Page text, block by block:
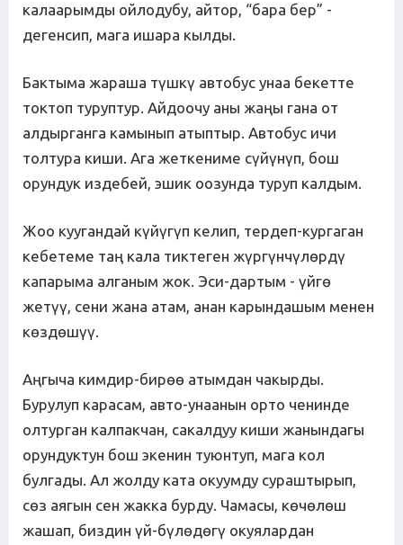
калаарымды ойлодубу, айтор, “бара бер” -
дегенсип, мага ишара кылды.
Бактыма жараша түшкү автобус унаа бекетте
токтоп туруптур. Айдоочу аны жаңы гана от
алдырганга камынып атыптыр. Автобус ичи
толтура киши. Ага жеткениме сүйүнүп, бош
орундук издебей, эшик оозунда туруп калдым.
Жоо куугандай күйүгүп келип, тердеп-кургаган
кебетеме таң кала тиктеген жүргүнчүлөрдү
капарыма алганым жок. Эси-дартым - үйгө
жетүү, сени жана атам, анан карындашым менен
көздөшүү.
Аңгыча кимдир-бирөө атымдан чакырды.
Бурулуп карасам, авто-унаанын орто ченинде
олтурган калпакчан, сакалдуу киши жанындагы
орундуктун бош экенин туюнтуп, мага кол
булгады. Ал жолду ката окуумду сураштырып,
сөз аягын сен жакка бурду. Чамасы, көчөлөш
жашап, биздин үй-бүлөдөгү окуялардан